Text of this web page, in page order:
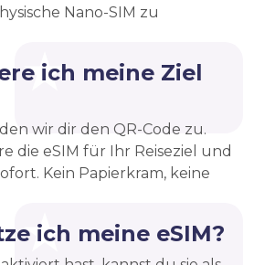
Nano-SIM zu
ich meine Ziel
wir dir den QR-Code zu.
die eSIM für Ihr Reiseziel und
Kein Papierkram, keine
ich meine eSIM?